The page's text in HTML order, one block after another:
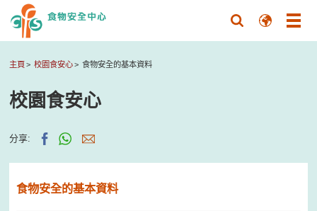
主頁 校園食安心 食物安全的基本資料
校園食安心
分享:
食物安全的基本資料